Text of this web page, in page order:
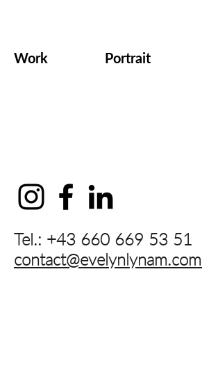
Work Portrait
Tel.: +43 660 669 53 51
contact@evelynlynam.com